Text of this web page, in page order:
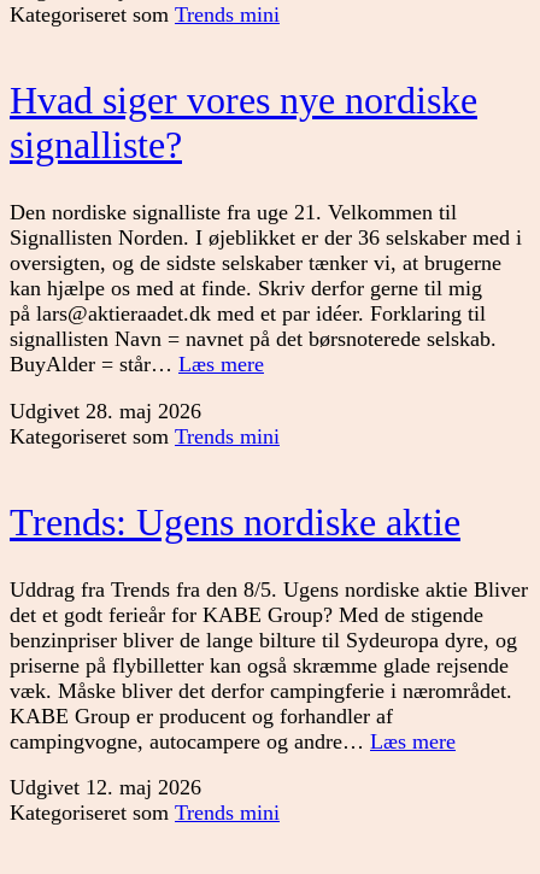
Kategoriseret som Trends mini
Hvad siger vores nye nordiske
signalliste?
Den nordiske signalliste fra uge 21. Velkommen til
Signallisten Norden. I øjeblikket er der 36 selskaber med i
oversigten, og de sidste selskaber tænker vi, at brugerne
kan hjælpe os med at finde. Skriv derfor gerne til mig
på lars@aktieraadet.dk med et par idéer. Forklaring til
signallisten Navn = navnet på det børsnoterede selskab.
BuyAlder = står… Læs mereHvad
nye
Udgivet 28. maj 2026
Kategoriseret som Trends mini
Trends: Ugens nordiske aktie
Uddrag fra Trends fra den 8/5. Ugens nordiske aktie Bliver
det et godt ferieår for KABE Group? Med de stigende
benzinpriser bliver de lange bilture til Sydeuropa dyre, og
priserne på flybilletter kan også skræmme glade rejsende
væk. Måske bliver det derfor campingferie i nærområdet.
KABE Group er producent og forhandler af
campingvogne, autocampere og andre… Læs mereTrends:
Udgivet 12. maj 2026
Kategoriseret som Trends mini